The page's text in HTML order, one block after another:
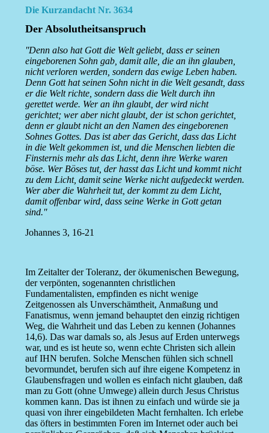
Die Kurzandacht Nr. 3634
Der Absolutheitsanspruch
''Denn also hat Gott die Welt geliebt, dass er seinen
eingeborenen Sohn gab, damit alle, die an ihn glauben,
nicht verloren werden, sondern das ewige Leben haben.
Denn Gott hat seinen Sohn nicht in die Welt gesandt, dass
er die Welt richte, sondern dass die Welt durch ihn
gerettet werde. Wer an ihn glaubt, der wird nicht
gerichtet; wer aber nicht glaubt, der ist schon gerichtet,
denn er glaubt nicht an den Namen des eingeborenen
Sohnes Gottes. Das ist aber das Gericht, dass das Licht
in die Welt gekommen ist, und die Menschen liebten die
Finsternis mehr als das Licht, denn ihre Werke waren
böse. Wer Böses tut, der hasst das Licht und kommt nicht
zu dem Licht, damit seine Werke nicht aufgedeckt werden.
Wer aber die Wahrheit tut, der kommt zu dem Licht,
damit offenbar wird, dass seine Werke in Gott getan
sind.''
Johannes 3, 16-21
Im Zeitalter der Toleranz, der ökumenischen Bewegung,
der verpönten, sogenannten christlichen
Fundamentalisten, empfinden es nicht wenige
Zeitgenossen als Unverschämtheit, Anmaßung und
Fanatismus, wenn jemand behauptet den einzig richtigen
Weg, die Wahrheit und das Leben zu kennen (Johannes
14,6). Das war damals so, als Jesus auf Erden unterwegs
war, und es ist heute so, wenn echte Christen sich allein
auf IHN berufen. Solche Menschen fühlen sich schnell
bevormundet, berufen sich auf ihre eigene Kompetenz in
Glaubensfragen und wollen es einfach nicht glauben, daß
man zu Gott (ohne Umwege) allein durch Jesus Christus
kommen kann. Das ist ihnen zu einfach und würde sie ja
quasi von ihrer eingebildeten Macht fernhalten. Ich erlebe
das öfters in bestimmten Foren im Internet oder auch bei